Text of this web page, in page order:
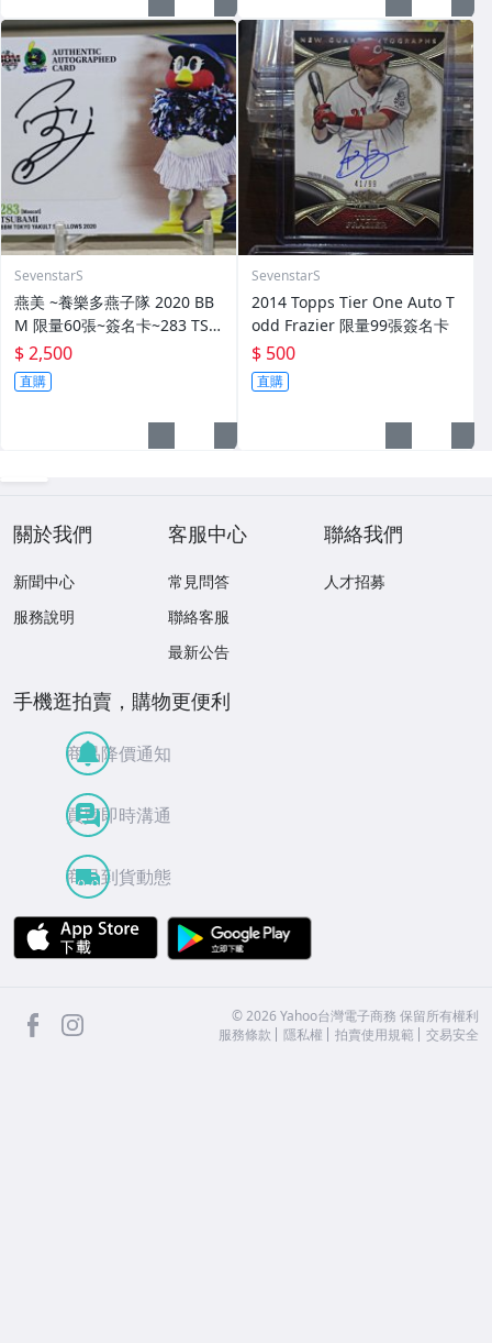
SevenstarS
燕美 ~養樂多燕子隊 2020 BB
M 限量60張~簽名卡~283 TSU
BAMI~最強吉祥物 燕九郎妹妹
$ 2,500
直購
SevenstarS
2014 Topps Tier One Auto T
odd Frazier 限量99張簽名卡
$ 500
直購
關於我們
新聞中心
服務說明
客服中心
常見問答
聯絡客服
最新公告
聯絡我們
人才招募
手機逛拍賣，購物更便利
商品降價通知
買賣即時溝通
商品到貨動態
APP Store
facebook ©2026 Yahoo台灣電子商務 保留所有權利
服務條款
隱私權 拍賣使用規範 交易安全